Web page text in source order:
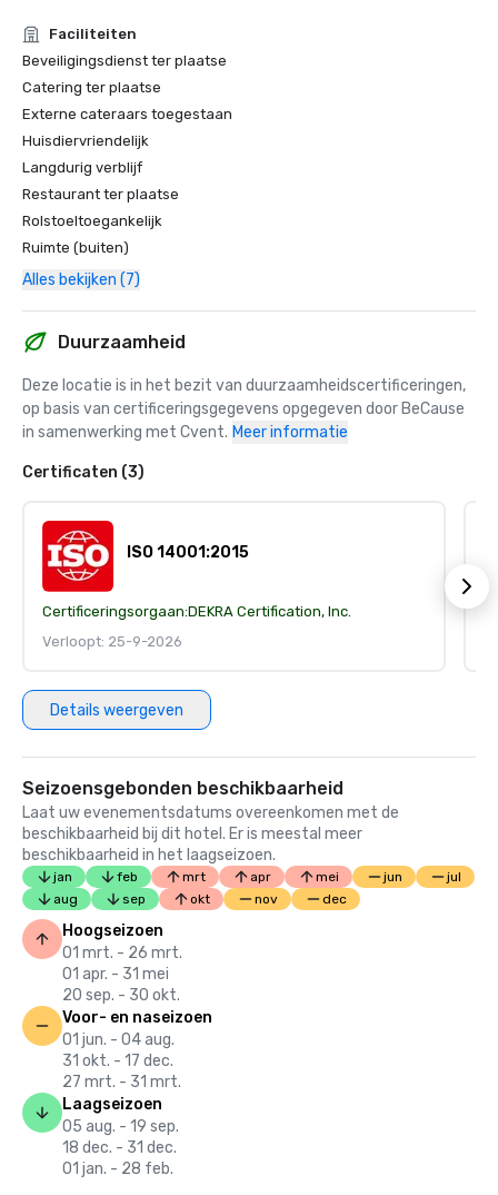
Faciliteiten
Beveiligingsdienst ter plaatse
Catering ter plaatse
Externe cateraars toegestaan
Huisdiervriendelijk
Langdurig verblijf
Restaurant ter plaatse
Rolstoeltoegankelijk
Ruimte (buiten)
Alles bekijken (7)
Duurzaamheid
Deze locatie is in het bezit van duurzaamheidscertificeringen,
op basis van certificeringsgegevens opgegeven door BeCause
in samenwerking met Cvent. Meer informatie
Certificaten (3)
ISO 14001:2015
Certificeringsorgaan:DEKRA Certification, Inc.
Verloopt: 25-9-2026
Details weergeven
Seizoensgebonden beschikbaarheid
Laat uw evenementsdatums overeenkomen met de
beschikbaarheid bij dit hotel. Er is meestal meer
beschikbaarheid in het laagseizoen.
jan feb mrt apr mei jun
jul
aug
sep okt nov dec
Hoogseizoen
01 mrt. - 26 mrt.
01 apr. - 31 mei
20 sep. - 30 okt.
Voor- en naseizoen
01 jun. - 04 aug.
31 okt. - 17 dec.
27 mrt. - 31 mrt.
Laagseizoen
05 aug. - 19 sep.
18 dec. - 31 dec.
01 jan. - 28 feb.